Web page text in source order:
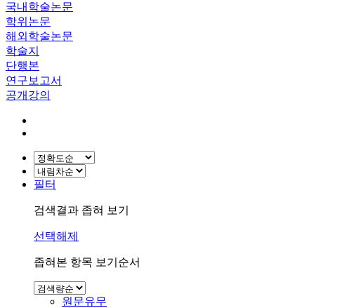
국내학술논문
학위논문
해외학술논문
학술지
단행본
연구보고서
공개강의
필터
검색결과 좁혀 보기
선택해제
좁혀본 항목 보기순서
원문유무